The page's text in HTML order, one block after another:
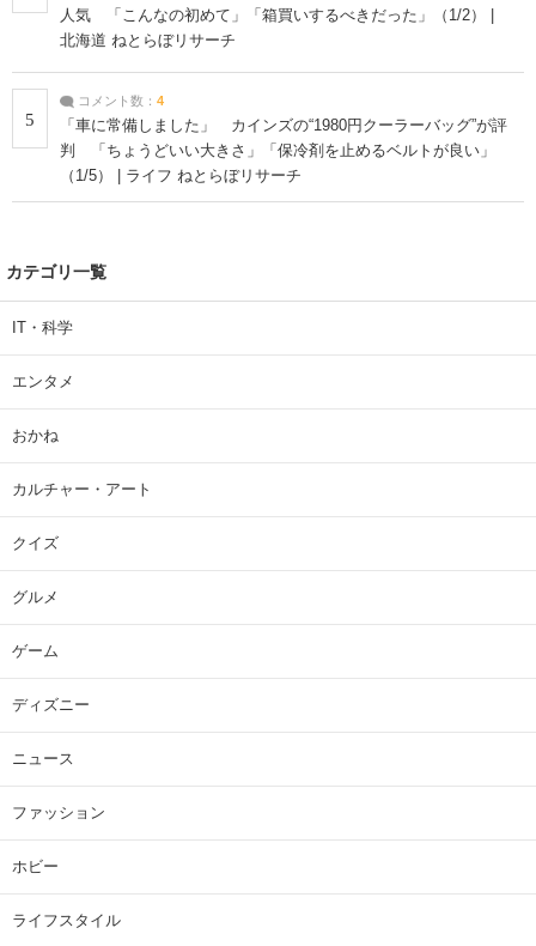
人気 「こんなの初めて」「箱買いするべきだった」（1/2） |
北海道 ねとらぼリサーチ
5
コメント数： 4
「車に常備しました」 カインズの“1980円クーラーバッグ”が評
判 「ちょうどいい大きさ」「保冷剤を止めるベルトが良い」
（1/5） | ライフ ねとらぼリサーチ
カテゴリ一覧
IT・科学
エンタメ
おかね
カルチャー・アート
クイズ
グルメ
ゲーム
ディズニー
ニュース
ファッション
ホビー
ライフスタイル